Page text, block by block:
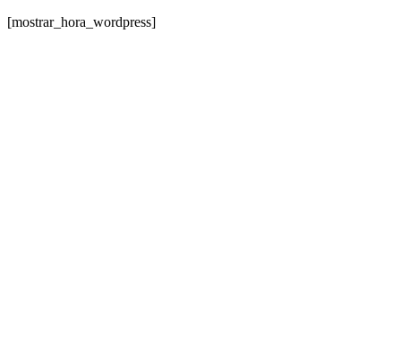
[mostrar_hora_wordpress]